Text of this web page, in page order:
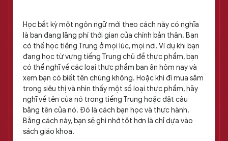
Học bất kỳ một ngôn ngữ mới theo cách này có nghĩa
là bạn đang lãng phí thời gian của chính bản thân. Bạn
có thể học tiếng Trung ở mọi lúc, mọi nơi.Ví dụ khi bạn
đang học từ vựng tiếng Trung chủ đề thực phẩm, bạn
có thể nghĩ về các loại thực phẩm bạn ăn hôm nay và
xem bạn có biết tên chúng không. Hoặc khi đi mua sắm
trong siêu thị và nhìn thấy một số loại thực phẩm, hãy
nghĩ về tên của nó trong tiếng Trung hoặc đặt câu
bằng tên của nó. Đó là cách bạn học và thực hành.
Bằng cách này, bạn sẽ ghi nhớ tốt hơn là chỉ dựa vào
sách giáo khoa.